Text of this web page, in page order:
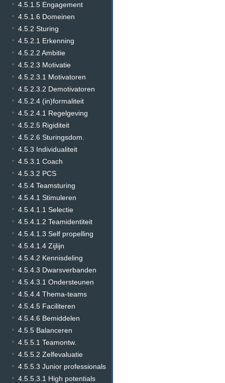
4.5.1.5 Engagement
4.5.1.6 Domeinen
4.5.2 Sturing
4.5.2.1 Erkenning
4.5.2.2 Ambitie
4.5.2.3 Motivatie
4.5.2.3.1 Motivatoren
4.5.2.3.2 Demotivatoren
4.5.2.4 (in)formaliteit
4.5.2.4.1 Regelgeving
4.5.2.5 Rigiditeit
4.5.2.6 Sturingsdom.
4.5.3 Individualiteit
4.5.3.1 Coach
4.5.3.2 PCS
4.5.4 Teamsturing
4.5.4.1 Stimuleren
4.5.4.1.1 Selectie
4.5.4.1.2 Teamidentiteit
4.5.4.1.3 Self propelling
4.5.4.1.4 Zijlijn
4.5.4.2 Kennisdeling
4.5.4.3 Dwarsverbanden
4.5.4.3.1 Ondersteunen
4.5.4.4 Thema-teams
4.5.4.5 Faciliteren
4.5.4.6 Bemiddelen
4.5.5 Balanceren
4.5.5.1 Teamontw.
4.5.5.2 Zelfevaluatie
4.5.5.3 Junior professionals
4.5.5.3.1 High potentials